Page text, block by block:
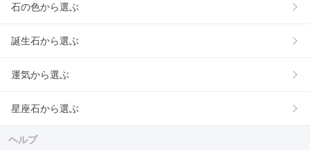
石の色から選ぶ
誕生石から選ぶ
運気から選ぶ
星座石から選ぶ
ヘルプ